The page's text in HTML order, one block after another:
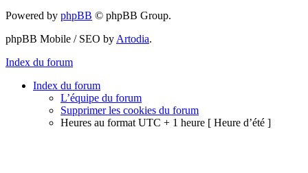
Powered by phpBB © phpBB Group.
phpBB Mobile / SEO by Artodia.
Index du forum
Index du forum
L’équipe du forum
Supprimer les cookies du forum
Heures au format UTC + 1 heure [ Heure d’été ]